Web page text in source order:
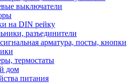
выключатели
на DIN рейку
разъединители
арматура, посты, кнопки
термостаты
дом
питания